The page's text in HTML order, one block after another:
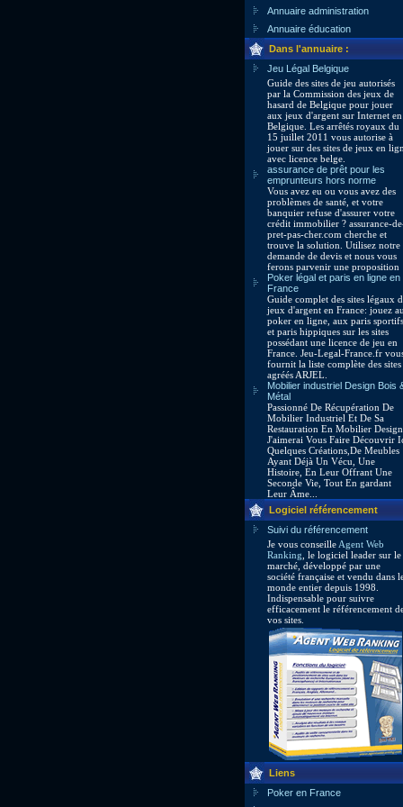
Annuaire administration
Annuaire éducation
Dans l'annuaire :
Jeu Légal Belgique
Guide des sites de jeu autorisés
par la Commission des jeux de
hasard de Belgique pour jouer
aux jeux d'argent sur Internet en
Belgique. Les arrêtés royaux du
15 juillet 2011 vous autorise à
jouer sur des sites de jeux en
avec licence belge.
assurance de prêt pour les
emprunteurs hors norme
Vous avez eu ou vous avez des
problèmes de santé, et votre
banquier refuse d'assurer votre
crédit immobilier ? assurance-
pret-pas-cher.com cherche et
trouve la solution. Utilisez notre
demande de devis et nous vous
ferons parvenir une proposition
Poker légal et paris en ligne en
France
Guide complet des sites légaux
jeux d'argent en France: jouez au
poker en ligne, aux paris sportifs
et paris hippiques sur les sites
possédant une licence de jeu en
France. Jeu-Legal-France.fr
fournit la liste complète des sites
agréés ARJEL.
Mobilier industriel Design Bois
Métal
Passionné De Récupération De
Mobilier Industriel Et De Sa
Restauration En Mobilier Design.
J'aimerai Vous Faire Découvrir
Quelques Créations,De Meubles
Ayant Déjà Un Vécu, Une
Histoire, En Leur Offrant Une
Seconde Vie, Tout En gardant
Leur Âme...
Logiciel référencement
Suivi du référencement
Je vous conseille Agent Web
Ranking , le logiciel leader sur le
marché, développé par une
société française et vendu dans
monde entier depuis 1998.
Indispensable pour suivre
efficacement le référencement
vos sites.
Liens
Poker en France